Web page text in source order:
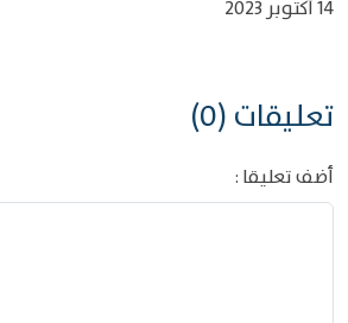
14 أكتوبر 2023
تعليقات (0)
أضف تعليقا :